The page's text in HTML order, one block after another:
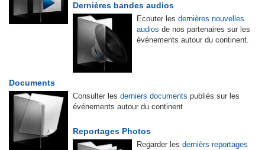
Dernières bandes audios
Ecouter les dernières nouvelles
audios de nos partenaires sur les
événements autour du continent.
Documents
Consulter les derniers documents publiés sur les
événements autour du continent
Reportages Photos
Regarder les dernièrs reportages